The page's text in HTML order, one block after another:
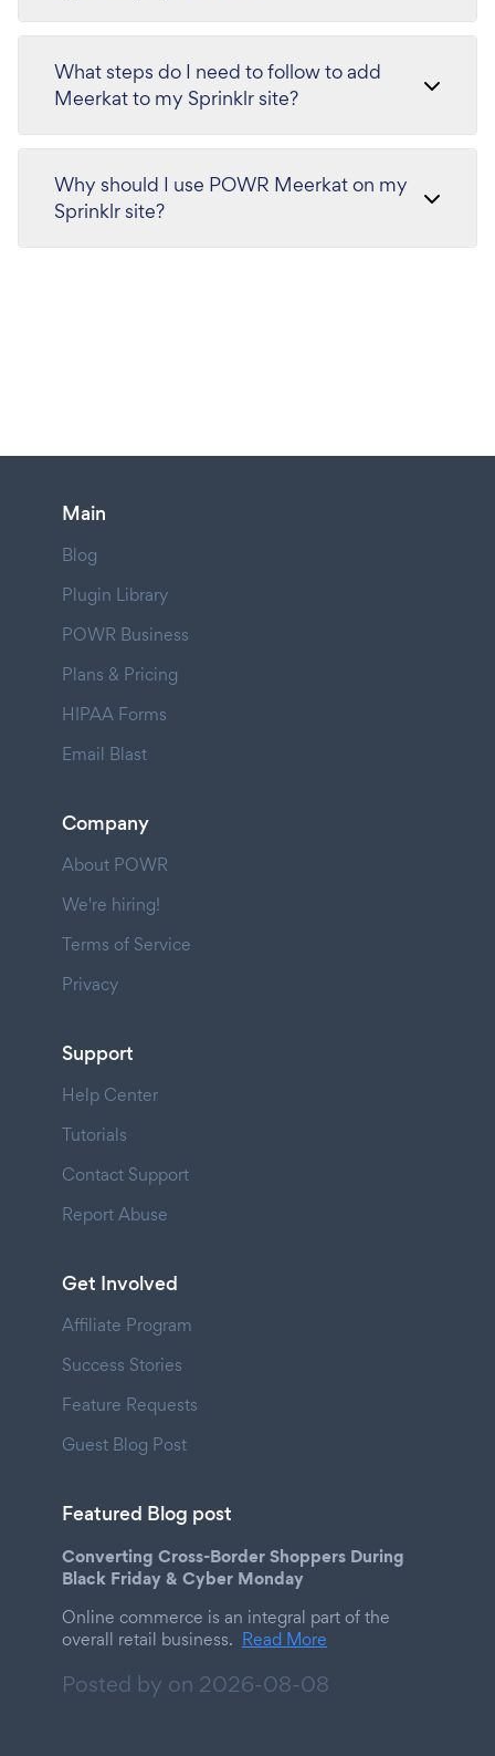
What steps do I need to follow to add
Meerkat to my Sprinklr site?
Why should I use POWR Meerkat on my
Sprinklr site?
Main
Blog
Plugin Library
POWR Business
Plans & Pricing
HIPAA Forms
Email Blast
Company
About POWR
We're hiring!
Terms of Service
Privacy
Support
Help Center
Tutorials
Contact Support
Report Abuse
Get Involved
Affiliate Program
Success Stories
Feature Requests
Guest Blog Post
Featured Blog post
Converting Cross-Border Shoppers During
Black Friday & Cyber Monday
Online commerce is an integral part of the
overall retail business. Read More
Posted by on 2026-08-08